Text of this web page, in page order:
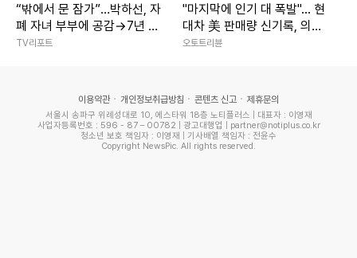
“밖에서 문 잠가”…박하선, 자
폐 자녀 부부에 공감→7년 전
세상 떠난 동생 떠올렸다 (‘이
TV리포트
"마지막에 인기 대 폭발"... 현
대차 美 판매량 신기록, 의외
로 '이 차'가 39% 더 팔렸다
오토트리뷴
이용약관 개인정보취급방침 콘텐츠 신고 제휴문의
서울시 송파구 위례성대로 10, 에스타워 18층 노티플러스 | 대표자 : 이영재
사업자등록번호 : 596 - 87 – 00782 | 광고대행업 | partner@notiplus.co.kr
청소년 보호 책임자 : 이영재 | 기사배열 책임자 : 전윤수
Copyright NewsPic. All rights reserved.